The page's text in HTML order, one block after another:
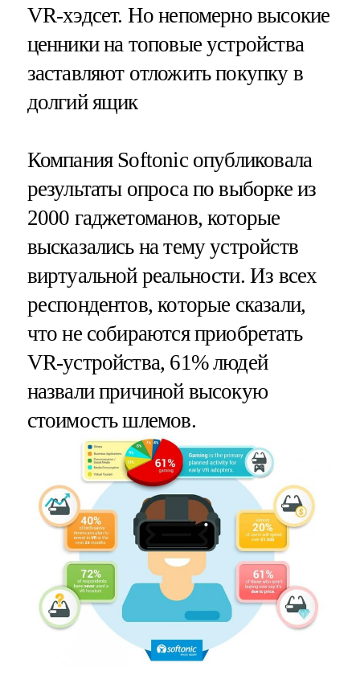
VR-хэдсет. Но непомерно высокие
ценники на топовые устройства
заставляют отложить покупку в
долгий ящик
Компания Softonic опубликовала
результаты опроса по выборке из
2000 гаджетоманов, которые
высказались на тему устройств
виртуальной реальности. Из всех
респондентов, которые сказали,
что не собираются приобретать
VR-устройства, 61% людей
назвали причиной высокую
стоимость шлемов.